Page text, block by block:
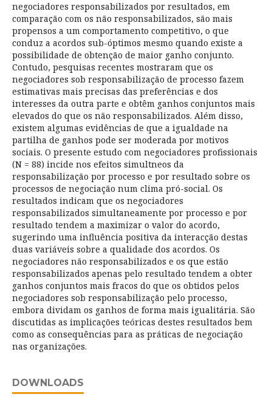
negociadores responsabilizados por resultados, em
comparação com os não responsabilizados, são mais
propensos a um comportamento competitivo, o que
conduz a acordos sub-óptimos mesmo quando existe a
possibilidade de obtenção de maior ganho conjunto.
Contudo, pesquisas recentes mostraram que os
negociadores sob responsabilização de processo fazem
estimativas mais precisas das preferências e dos
interesses da outra parte e obtêm ganhos conjuntos mais
elevados do que os não responsabilizados. Além disso,
existem algumas evidências de que a igualdade na
partilha de ganhos pode ser moderada por motivos
sociais. O presente estudo com negociadores profissionais
(N = 88) incide nos efeitos simultneos da
responsabilização por processo e por resultado sobre os
processos de negociação num clima pró-social. Os
resultados indicam que os negociadores
responsabilizados simultaneamente por processo e por
resultado tendem a maximizar o valor do acordo,
sugerindo uma influência positiva da interacção destas
duas variáveis sobre a qualidade dos acordos. Os
negociadores não responsabilizados e os que estão
responsabilizados apenas pelo resultado tendem a obter
ganhos conjuntos mais fracos do que os obtidos pelos
negociadores sob responsabilização pelo processo,
embora dividam os ganhos de forma mais igualitária. São
discutidas as implicações teóricas destes resultados bem
como as consequências para as práticas de negociação
nas organizações.
DOWNLOADS